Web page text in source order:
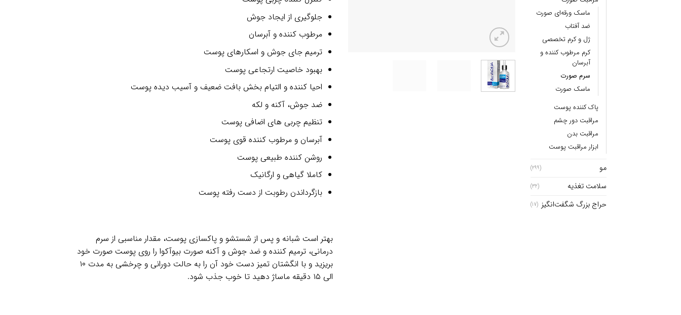
ماسک ورقه‌ای صورت
ضد آفتاب
ژل و کرم تخصصی
کرم مرطوب کننده و
آبرسان
سرم صورت
ماسک صورت
پاک کننده پوست
مراقبت دور چشم
مراقبت بدن
ابزار مراقبت پوست
مو (299)
سلامت تغذیه (32)
حراج بزرگ شگفت‌انگیز (17)
جلوگیری از ایجاد جوش
مرطوب کننده و آبرسان
ترمیم جای جوش و اسکارهای پوست
بهبود خاصیت ارتجاعی پوست
احیا کننده و التیام بخش بافت ضعیف و آسیب دیده پوست
ضد جوش، آکنه و لکه
تنظیم چربی های اضافی پوست
آبرسان و مرطوب کننده قوی پوست
روشن کننده طبیعی پوست
کاملا گیاهی و ارگانیک
بازگرداندن رطوبت از دست رفته پوست
بهتر است شبانه و پس از شستشو و پاکسازی پوست، مقدار مناسبی از سرم
درمانی، ترمیم کننده و ضد جوش و آکنه صورت بیوآکوا را روی پوست صورت خود
بریزید و با انگشتان تمیز دست خود آن را به حالت دورانی و چرخشی به مدت ۱۰
الی ۱۵ دقیقه ماساژ دهید تا خوب جذب شود.